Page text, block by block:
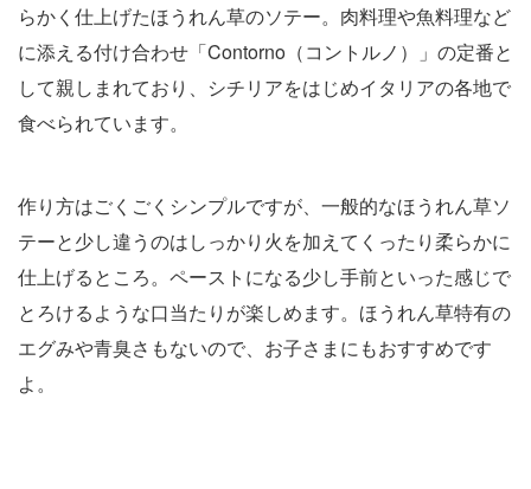
らかく仕上げたほうれん草のソテー。肉料理や魚料理など
に添える付け合わせ「Contorno（コントルノ）」の定番と
して親しまれており、シチリアをはじめイタリアの各地で
食べられています。
作り方はごくごくシンプルですが、一般的なほうれん草ソ
テーと少し違うのはしっかり火を加えてくったり柔らかに
仕上げるところ。ペーストになる少し手前といった感じで
とろけるような口当たりが楽しめます。ほうれん草特有の
エグみや青臭さもないので、お子さまにもおすすめです
よ。